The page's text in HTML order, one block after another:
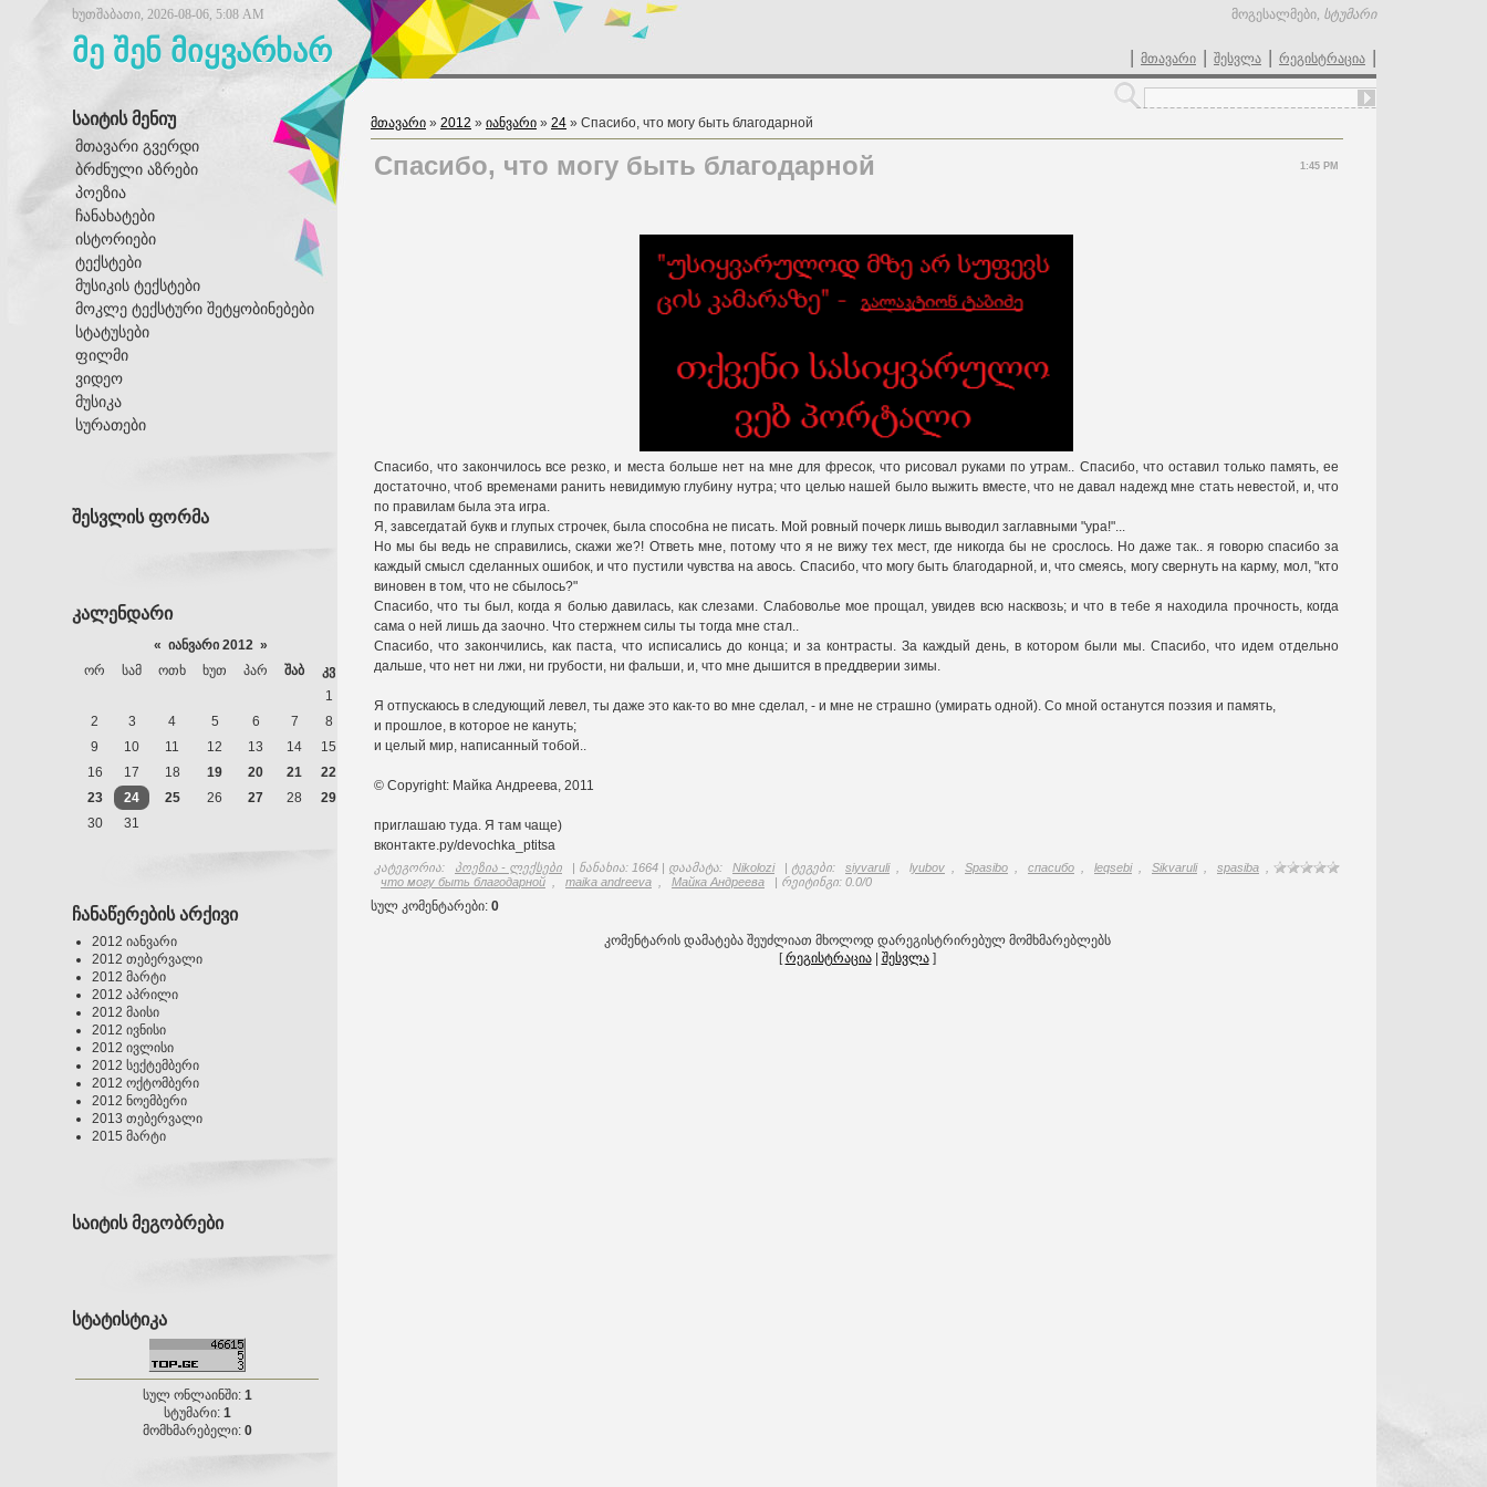
ხუთშაბათი, 2026-08-06, 5:08 AM მოგესალმები, სტუმარი
მე შენ მიყვარხარ | მთავარი | შესვლა | რეგისტრაცია |
საიტის მენიუ
მთავარი გვერდი
ბრძნული აზრები
პოეზია
ჩანახატები
ისტორიები
ტექსტები
მუსიკის ტექსტები
მოკლე ტექსტური შეტყობინებები
სტატუსები
ფილმი
ვიდეო
მუსიკა
სურათები
შესვლის ფორმა
კალენდარი
« იანვარი 2012 »
ᲝᲠ
ᲡᲐᲛ ᲝᲗᲮ ᲮᲣᲗ ᲞᲐᲠ ᲨᲐᲑ
ᲙᲕ
1
2
3 4 5 6 7
8
9
10 11 12 13 14
15
16
17 18 19 20 21
22
23
24 25 26 27 28
29
30
31
ჩანაწერების არქივი
2012 იანვარი
2012 თებერვალი
2012 მარტი
2012 აპრილი
2012 მაისი
2012 ივნისი
2012 ივლისი
2012 სექტემბერი
2012 ოქტომბერი
2012 ნოემბერი
2013 თებერვალი
2015 მარტი
საიტის მეგობრები
სტატისტიკა
სულ ონლაინში: 1
სტუმარი: 1
მომხმარებელი: 0
მთავარი » 2012 » იანვარი » 24 » Спасибо, что могу быть благодарной
1:45 PM
Спасибо, что могу быть благодарной
Спасибо, что закончилось все резко, и места больше нет на мне для фресок, что рисовал руками по утрам.. Спасибо, что оставил только память, ее
достаточно, чтоб временами ранить невидимую глубину нутра; что целью нашей было выжить вместе, что не давал надежд мне стать невестой, и, что
по правилам была эта игра.
Я, завсегдатай букв и глупых строчек, была способна не писать. Мой ровный почерк лишь выводил заглавными "ура!"...
Но мы бы ведь не справились, скажи же?! Ответь мне, потому что я не вижу тех мест, где никогда бы не срослось. Но даже так.. я говорю спасибо за
каждый смысл сделанных ошибок, и что пустили чувства на авось. Спасибо, что могу быть благодарной, и, что смеясь, могу свернуть на карму, мол, "кто
виновен в том, что не сбылось?"
Спасибо, что ты был, когда я болью давилась, как слезами. Слабоволье мое прощал, увидев всю насквозь; и что в тебе я находила прочность, когда
сама о ней лишь да заочно. Что стержнем силы ты тогда мне стал..
Спасибо, что закончились, как паста, что исписались до конца; и за контрасты. За каждый день, в котором были мы. Спасибо, что идем отдельно
дальше, что нет ни лжи, ни грубости, ни фальши, и, что мне дышится в преддверии зимы.
Я отпускаюсь в следующий левел, ты даже это как-то во мне сделал, - и мне не страшно (умирать одной). Со мной останутся поэзия и память,
и прошлое, в которое не кануть;
и целый мир, написанный тобой..
© Copyright: Майка Андреева, 2011
приглашаю туда. Я там чаще)
вконтакте.ру/devochka_ptitsa
კატეგორია: პოეზია - ლექსები | ნანახია: 1664 | დაამატა: Nikolozi | ტეგები: siyvaruli lyubov Spasibo спасибо leqsebi Sikvaruli spasiba
что могу быть благодарной
maika andreeva Майка Андреева | რეიტინგი: 0.0/0
სულ კომენტარები: 0
კომენტარის დამატება შეუძლიათ მხოლოდ დარეგისტრირებულ მომხმარებლებს
[რეგისტრაცია| შესვლა]